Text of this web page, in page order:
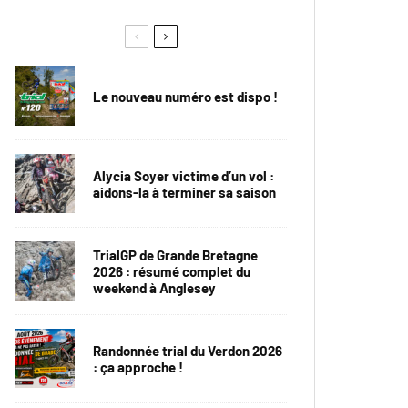
Le nouveau numéro est dispo !
Alycia Soyer victime d’un vol :
aidons-la à terminer sa saison
TrialGP de Grande Bretagne
2026 : résumé complet du
weekend à Anglesey
Randonnée trial du Verdon 2026
: ça approche !